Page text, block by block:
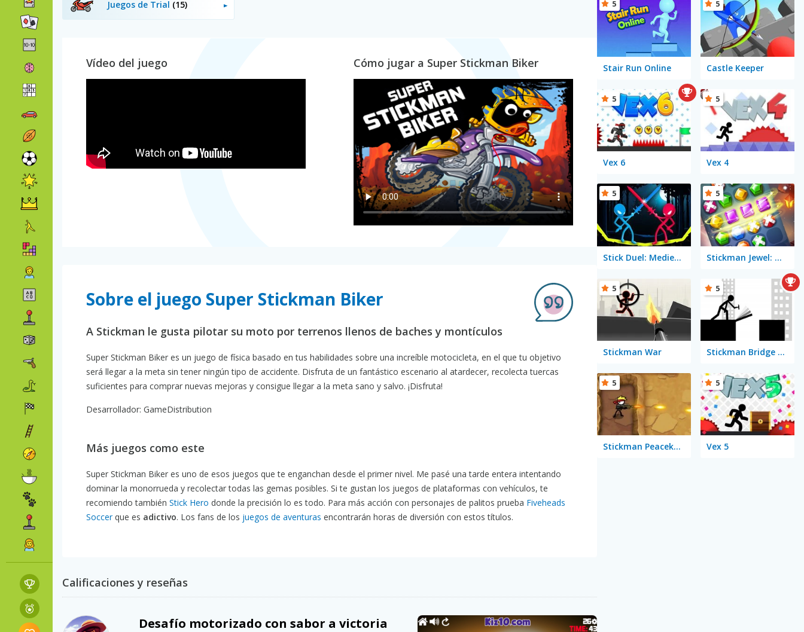
Juegos de Trial (15)
Vídeo del juego Cómo jugar a Super Stickman Biker
Sobre el juego Super Stickman Biker
A Stickman le gusta pilotar su moto por terrenos llenos de baches y montículos
Super Stickman Biker es un juego de física basado en tus habilidades sobre una increíble motocicleta, en el que tu objetivo
será llegar a la meta sin tener ningún tipo de accidente. Disfruta de un fantástico escenario al atardecer, recolecta tuercas
suficientes para comprar nuevas mejoras y consigue llegar a la meta sano y salvo. ¡Disfruta!
Desarrollador: GameDistribution
Más juegos como este
Super Stickman Biker es uno de esos juegos que te enganchan desde el primer nivel. Me pasé una tarde entera intentando
dominar la monorrueda y recolectar todas las gemas posibles. Si te gustan los juegos de plataformas con vehículos, te
recomiendo también Stick Hero donde la precisión lo es todo. Para más acción con personajes de palitos prueba Fiveheads
Soccerque es adictivo. Los fans de los juegos de aventuras encontrarán horas de diversión con estos títulos.
Calificaciones y reseñas
Desafío motorizado con sabor a victoria
Stair Run Online
5
Castle Keeper
5
Vex 6
5
Vex 4
5
Stick Duel: Medieval Wars
5
Stickman Jewel: Match 3 Master
5
Stickman War
5
Stickman Bridge Constructor
5
Stickman Peacekeeper
5
Vex 5
5